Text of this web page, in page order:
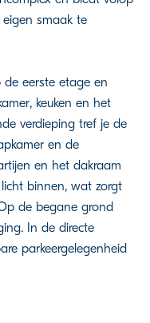
smaak te
eerste etage en
keuken en het
verdieping tref je de
en de
en het dakraam
binnen, wat zorgt
de begane grond
In de directe
parkeergelegenheid